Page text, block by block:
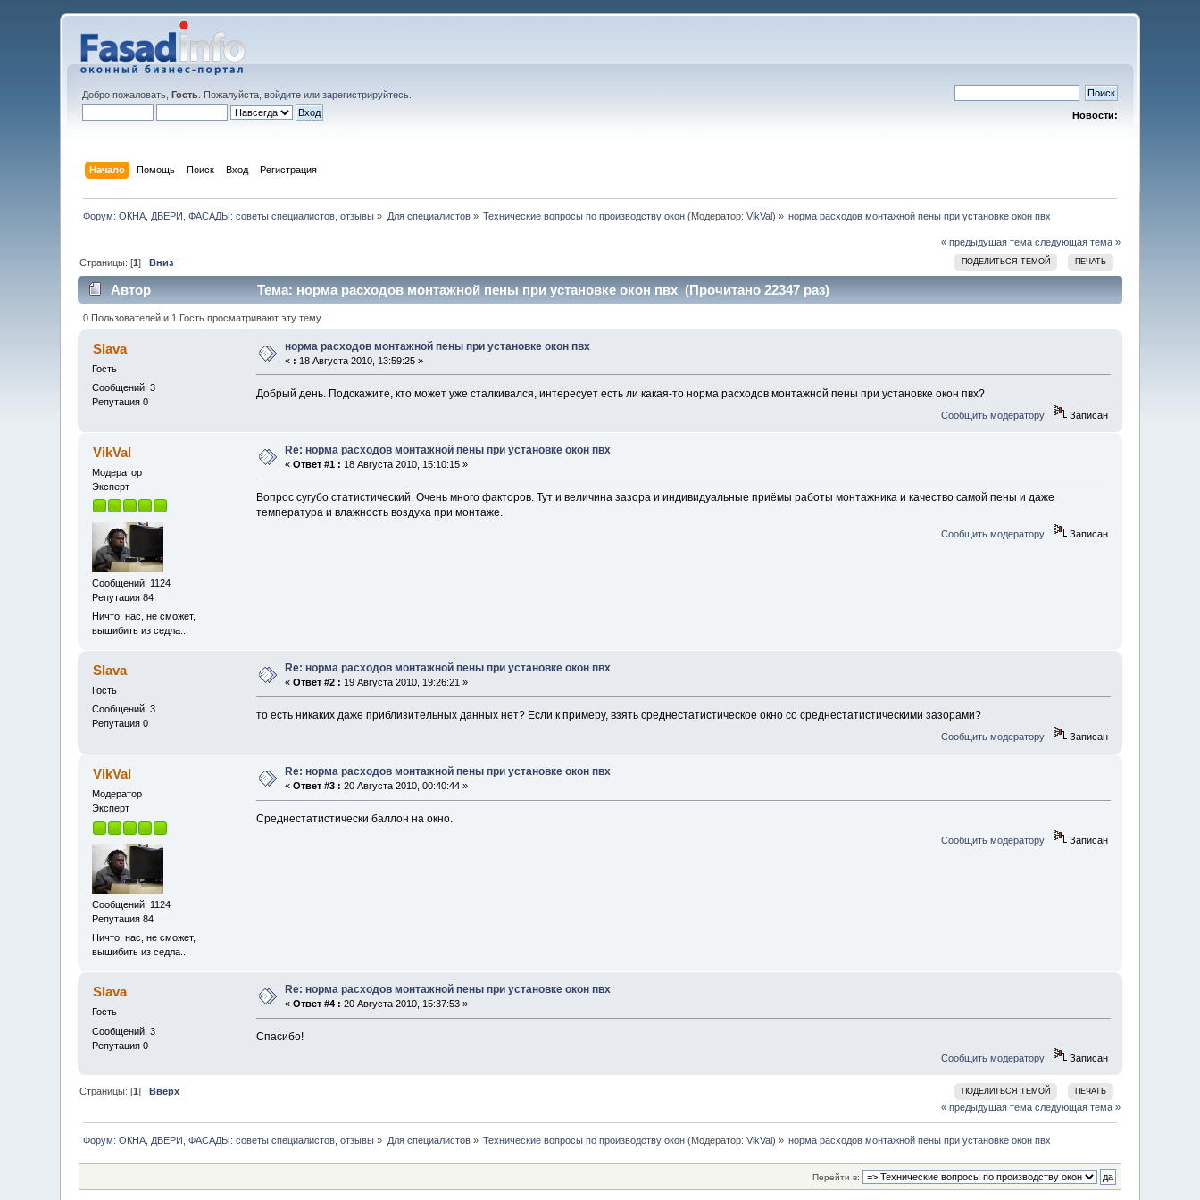
Добро пожаловать,Гость . Пожалуйста,войдите илизарегистрируйтесь
Новости:
Начало Помощь Поиск Вход Регистрация
Форум: ОКНА, ДВЕРИ, ФАСАДЫ: советы специалистов, отзывы » Для специалистов» Технические вопросы по производству окон (Модератор:VikVal) » норма расходов монтажной пены при установке окон пвх
« предыдущая тема следующая тема »
ПОДЕЛИТЬСЯ ТЕМОЙ ПЕЧАТЬ
Страницы: [1]Вниз
Автор Тема: норма расходов монтажной пены при установке окон пвх (Прочитано 22347 раз)
0 Пользователей и 1 Гость просматривают эту тему.
Slava
Гость
Сообщений: 3
Репутация 0
норма расходов монтажной пены при установке окон пвх
« : 18 Августа 2010, 13:59:25 »
Добрый день. Подскажите, кто может уже сталкивался, интересует есть ли какая-то норма расходов монтажной пены при установке окон пвх?
Сообщить модератору Записан
VikVal
Модератор
Эксперт
Сообщений: 1124
Репутация 84
Ничто, нас, не сможет,
вышибить из седла...
Re: норма расходов монтажной пены при установке окон пвх
«Ответ #1 : 18 Августа 2010, 15:10:15 »
Вопрос сугубо статистический. Очень много факторов. Тут и величина зазора и индивидуальные приёмы работы монтажника и качество самой пены и даже
температура и влажность воздуха при монтаже.
Сообщить модератору Записан
Slava
Гость
Сообщений: 3
Репутация 0
Re: норма расходов монтажной пены при установке окон пвх
«Ответ #2 : 19 Августа 2010, 19:26:21 »
то есть никаких даже приблизительных данных нет? Если к примеру, взять среднестатистическое окно со среднестатистическими зазорами?
Сообщить модератору Записан
VikVal
Модератор
Эксперт
Сообщений: 1124
Репутация 84
Ничто, нас, не сможет,
вышибить из седла...
Re: норма расходов монтажной пены при установке окон пвх
«Ответ #3 : 20 Августа 2010, 00:40:44 »
Среднестатистически баллон на окно.
Сообщить модератору Записан
Slava
Гость
Сообщений: 3
Репутация 0
Re: норма расходов монтажной пены при установке окон пвх
«Ответ #4 : 20 Августа 2010, 15:37:53 »
Спасибо!
Сообщить модератору Записан
ПОДЕЛИТЬСЯ ТЕМОЙ ПЕЧАТЬ
Страницы: [1]
Вверх
« предыдущая тема следующая тема »
Форум: ОКНА, ДВЕРИ, ФАСАДЫ: советы специалистов, отзывы » Для специалистов» Технические вопросы по производству окон (Модератор:VikVal) » норма расходов монтажной пены при установке окон пвх
Перейти в: